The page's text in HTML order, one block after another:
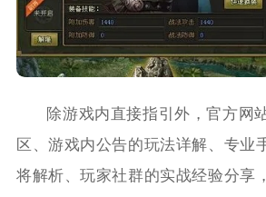
除游戏内直接指引外，官方网
区、游戏内公告的玩法详解、专业
将解析、玩家社群的实战经验分享